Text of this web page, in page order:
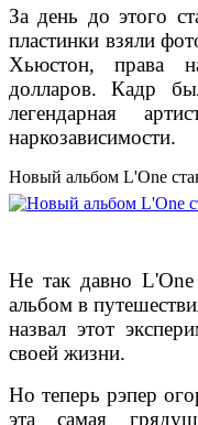
За день до этого
пластинки взяли
Хьюстон, права
долларов. Кадр
легендарная
наркозависимости.
Новый альбом L'One
Не так давно L'One
альбом в
назвал этот
своей жизни.
Но теперь рэпер
эта самая